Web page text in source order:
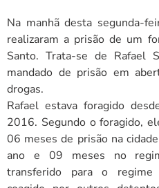
Na manhã desta segunda-
realizaram a prisão de um
Santo. Trata-se de Rafael
mandado de prisão em
drogas.
Rafael estava foragido
2016. Segundo o foragido,
06 meses de prisão na
ano e 09 meses no
transferido para o regime